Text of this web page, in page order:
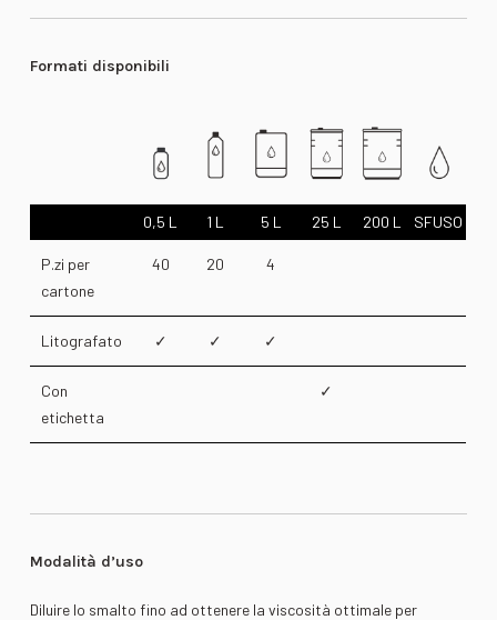
Formati disponibili
0,5 L 1 L 5 L 25 L 200 L SFUSO
P.zi per
cartone
40 20 4
Litografato ✓ ✓ ✓
Con
etichetta
✓
Modalità d’uso
Diluire lo smalto fino ad ottenere la viscosità ottimale per